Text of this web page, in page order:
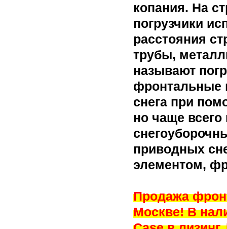
копания. На
погрузчики
расстояния
трубы,
называют
фронтальные
снега при
но чаще
приводных
элементом,
Продажа
Москве! В